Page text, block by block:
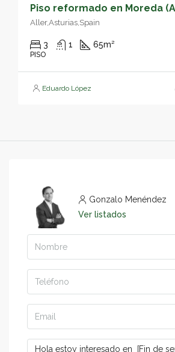
Piso reformado en Moreda
Aller,Asturias,Spain
3 1 65m²
PISO
Eduardo López
Gonzalo Menéndez
Ver listados